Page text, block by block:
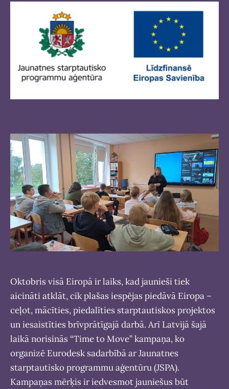
Oktobris visā Eiropā ir laiks, kad jaunieši tiek
aicināti atklāt, cik plašas iespējas piedāvā Eiropa –
ceļot, mācīties, piedalīties starptautiskos projektos
un iesaistīties brīvprātīgajā darbā. Arī Latvijā šajā
laikā norisinās “Time to Move” kampaņa, ko
organizē Eurodesk sadarbībā ar Jaunatnes
starptautisko programmu aģentūru (JSPA).
Kampaņas mērķis ir iedvesmot jauniešus būt